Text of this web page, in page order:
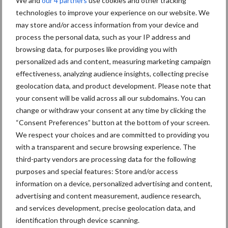
technologies to improve your experience on our website. We
may store and/or access information from your device and
process the personal data, such as your IP address and
browsing data, for purposes like providing you with
personalized ads and content, measuring marketing campaign
effectiveness, analyzing audience insights, collecting precise
geolocation data, and product development. Please note that
your consent will be valid across all our subdomains. You can
change or withdraw your consent at any time by clicking the
“Consent Preferences” button at the bottom of your screen.
We respect your choices and are committed to providing you
with a transparent and secure browsing experience. The
third-party vendors are processing data for the following
purposes and special features: Store and/or access
information on a device, personalized advertising and content,
advertising and content measurement, audience research,
and services development, precise geolocation data, and
identification through device scanning.
Hydraulisch inklapbare zijkappen voor eenvoudig switchen van
werk- naar transportstand zijn als optie verkrijgbaar.
Bron: Kverneland Group Benelux
Aanbevolen voor jou!
Grondstoffenmarkt blijft
grillig: droogte en